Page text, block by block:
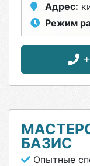
Адрес:
Режим
БАЗИС
Опытные